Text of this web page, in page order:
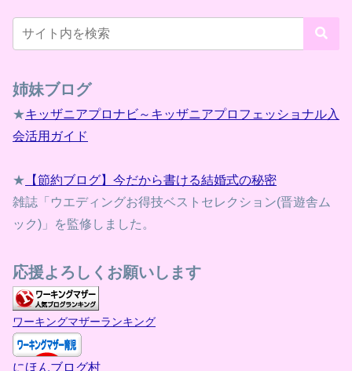
姉妹ブログ
★キッザニアプロナビ～キッザニアプロフェッショナル入
会活用ガイド
★ 【節約ブログ】今だから書ける結婚式の秘密
雑誌「ウエディングお得技ベストセレクション(晋遊舎ム
ック)」を監修しました。
応援よろしくお願いします
ワーキングマザーランキング
にほんブログ村